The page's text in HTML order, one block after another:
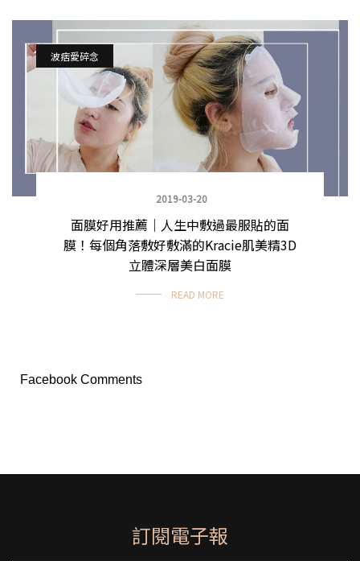
波痞愛碎念
2019-03-20
面膜好用推薦｜人生中敷過最服貼的面
膜！每個角落敷好敷滿的Kracie肌美精3D
立體深層美白面膜
READ MORE
Facebook Comments
訂閱電子報